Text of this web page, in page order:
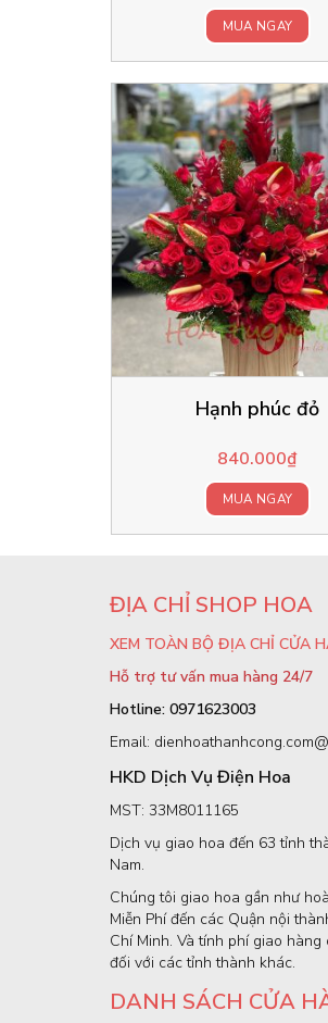
MUA NGAY
Hạnh phúc đỏ
840.000₫
MUA NGAY
ĐỊA CHỈ SHOP HOA
XEM TOÀN BỘ ĐỊA CHỈ CỬA
Hỗ trợ tư vấn mua hàng 24/7
Hotline: 0971623003
Email:
HKD Dịch Vụ Điện Hoa
MST: 33M8011165
Dịch vụ giao hoa đến 63 tỉnh
Nam.
Chúng tôi giao hoa gần như
Miễn Phí đến các Quận nội
Chí Minh. Và tính phí giao hàng
đối với các tỉnh thành khác.
DANH SÁCH CỬA